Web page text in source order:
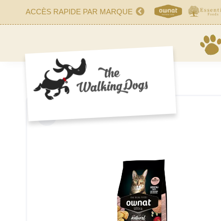
ACCÈS RAPIDE PAR MARQUE